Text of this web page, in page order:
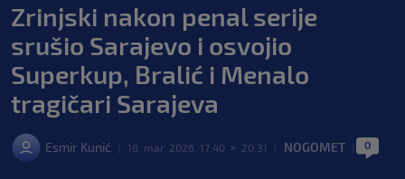
Zrinjski nakon penal serije
srušio Sarajevo i osvojio
Superkup, Bralić i Menalo
tragičari Sarajeva
Esmir Kunić 18. mar. 2026. 17:40 > 20:31 NOGOMET 0